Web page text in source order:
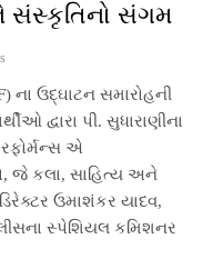
સંસ્કૃતિનો સંગમ
ના ઉદ્ઘાટન સમારોહની
દ્વારા પી. સુધારાણીના
એ
જે કલા, સાહિત્ય અને
ઉમાશંકર યાદવ,
સ્પેશિયલ કમિશનર